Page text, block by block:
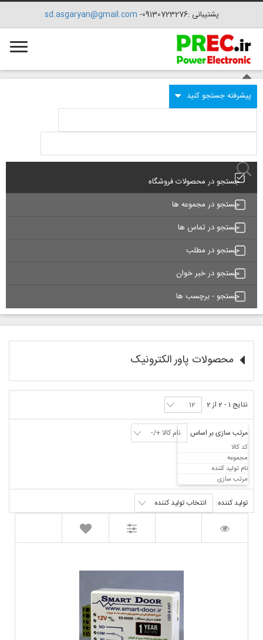
پشتیبانی :09130723276- sd.asgaryan@gmail.com
جستجو در محصولات فروشگاه
جستجو در مجموعه ها
جستجو در تماس ها
جستجو در مطلب
جستجو در خبر خوان
جستجو - برچسب ها
محصولات پاور الکترونیک
نتایج 1 - 2 از 2
مرتب سازی بر اساس نام کالا +/-
کد کالا
مجموعه
نام تولید کننده
مرتب سازی
تولید کننده: انتخاب تولید کننده